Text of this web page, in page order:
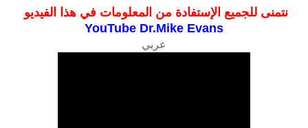
نتمنى للجميع الإستفادة من المعلومات في هذا الفيديو
YouTube Dr.Mike Evans
عربي